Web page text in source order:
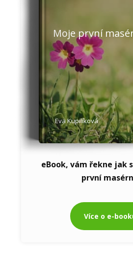
Moje první
Eva Kupilíková
eBook, vám řekne jak
první
Více o e-